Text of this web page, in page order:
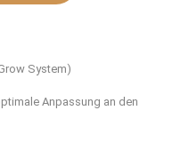
System)
Anpassung an den